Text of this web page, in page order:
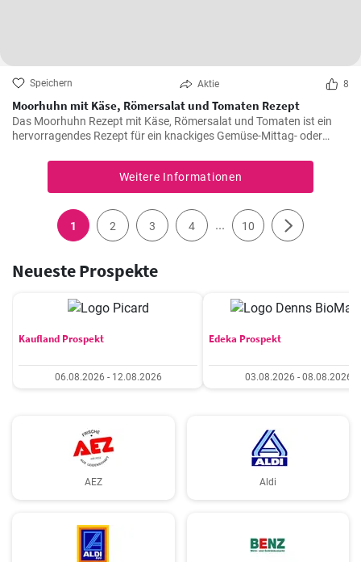
Speichern Aktie 8
Moorhuhn mit Käse, Römersalat und Tomaten Rezept
Das Moorhuhn Rezept mit Käse, Römersalat und Tomaten ist ein
hervorragendes Rezept für ein knackiges Gemüse-Mittag- oder
Gericht einen einzigartigen Geschmack.
Weitere Informationen
1 2 3 4 ... 10
Neueste Prospekte
Kaufland Prospekt
06.08.2026 - 12.08.2026
Edeka Prospekt
03.08.2026 - 08.08.2026
AEZ Aldi